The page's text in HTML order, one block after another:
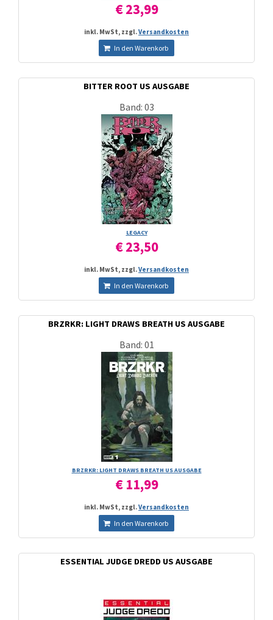
€ 23,99
inkl. MwSt, zzgl.Versandkosten
In den Warenkorb
BITTER ROOT US AUSGABE
Band: 03
LEGACY
€ 23,50
inkl. MwSt, zzgl.Versandkosten
In den Warenkorb
BRZRKR: LIGHT DRAWS BREATH US AUSGABE
Band: 01
BRZRKR: LIGHT DRAWS BREATH US AUSGABE
€ 11,99
inkl. MwSt, zzgl.Versandkosten
In den Warenkorb
ESSENTIAL JUDGE DREDD US AUSGABE